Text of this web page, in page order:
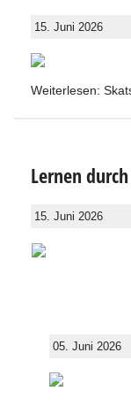
15. Juni 2026
Weiterlesen:
Lernen
15. Juni 2026
05. Juni 2026